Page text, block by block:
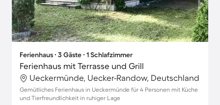
Ferienhaus ∙ 3 Gäste ∙ 1 Schlafzimmer
Ferienhaus mit Terrasse und Grill
Ueckermünde, Uecker-Randow, Deutschland
Gemütliches Ferienhaus in Ueckermünde für 4 Personen mit Küche
und Tierfreundlichkeit in ruhiger Lage